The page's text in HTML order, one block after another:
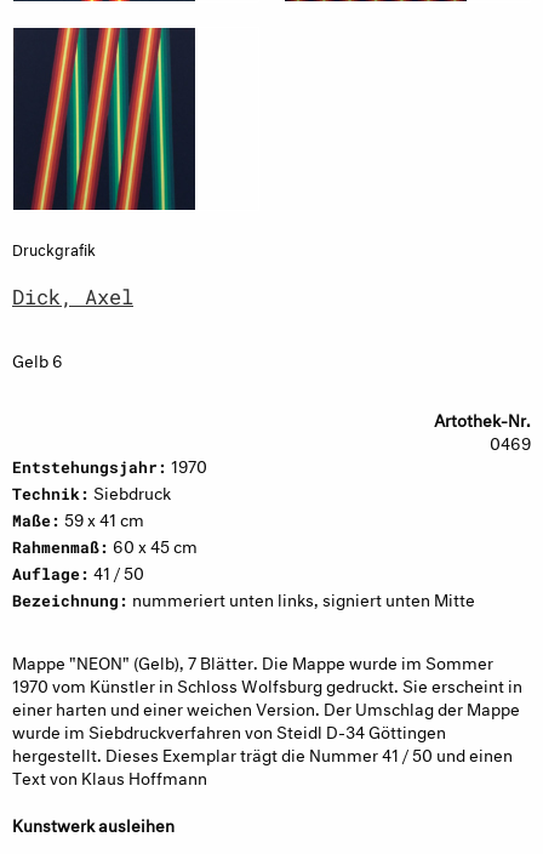
Druckgrafik
Dick, Axel
Gelb 6
Artothek-Nr.
0469
Entstehungsjahr: 1970
Technik: Siebdruck
Maße: 59 x 41 cm
Rahmenmaß: 60 x 45 cm
Auflage: 41 / 50
Bezeichnung: nummeriert unten links, signiert unten Mitte
Mappe "NEON" (Gelb), 7 Blätter. Die Mappe wurde im Sommer
1970 vom Künstler in Schloss Wolfsburg gedruckt. Sie erscheint in
einer harten und einer weichen Version. Der Umschlag der Mappe
wurde im Siebdruckverfahren von Steidl D-34 Göttingen
hergestellt. Dieses Exemplar trägt die Nummer 41 / 50 und einen
Text von Klaus Hoffmann
Kunstwerk ausleihen